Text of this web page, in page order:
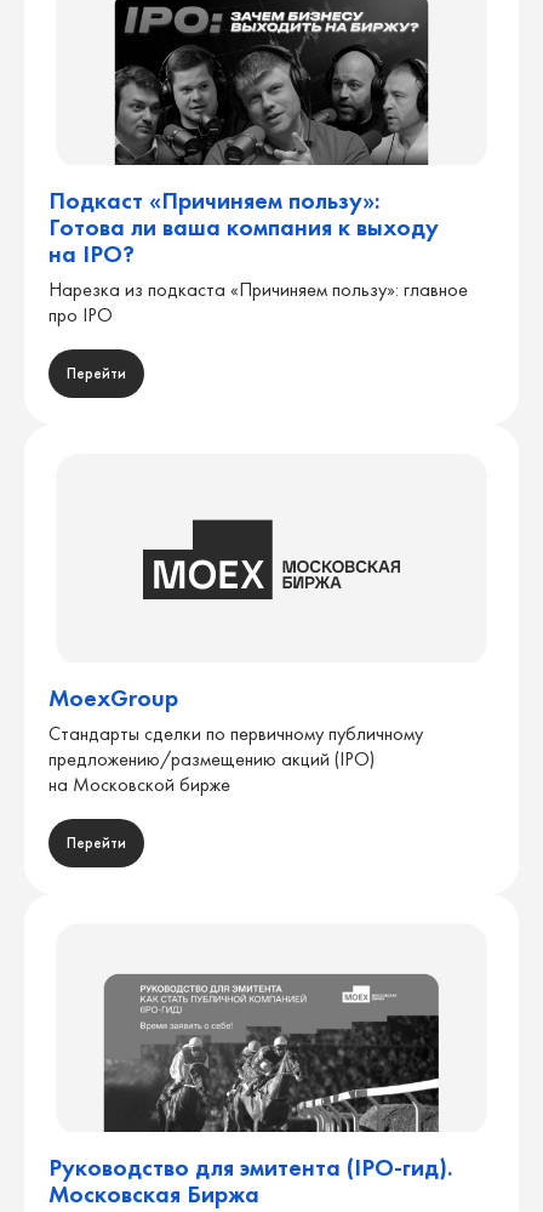
Подкаст «Причиняем пользу»:
Готова ли ваша компания к выходу
на IPO?
Нарезка из подкаста «Причиняем пользу»: главное
про IPO
Перейти
MoexGroup
Стандарты сделки по первичному публичному
предложению/размещению акций (IPO)
на Московской бирже
Перейти
Руководство для эмитента (IPO-гид).
Московская Биржа